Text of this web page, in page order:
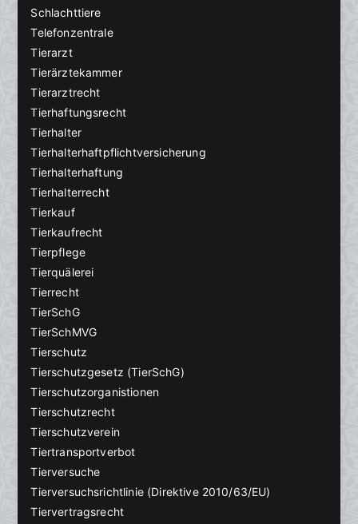
Schlachttiere
Telefonzentrale
Tierarzt
Tierärztekammer
Tierarztrecht
Tierhaftungsrecht
Tierhalter
Tierhalterhaftpflichtversicherung
Tierhalterhaftung
Tierhalterrecht
Tierkauf
Tierkaufrecht
Tierpflege
Tierquälerei
Tierrecht
TierSchG
TierSchMVG
Tierschutz
Tierschutzgesetz (TierSchG)
Tierschutzorganistionen
Tierschutzrecht
Tierschutzverein
Tiertransportverbot
Tierversuche
Tierversuchsrichtlinie (Direktive 2010/63/EU)
Tiervertragsrecht